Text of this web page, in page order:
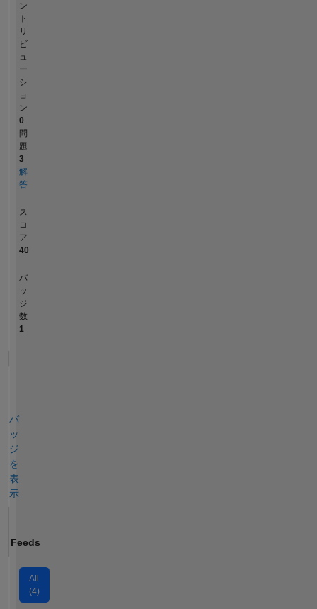
ン
ト
リ
ビ
ュ
ー
シ
ョ
ン
0
問
題
3
解
答
ス
コ
ア
40
バ
ッ
ジ
数
1
バ
ッ
ジ
を
表
示
Feeds
All
(4)